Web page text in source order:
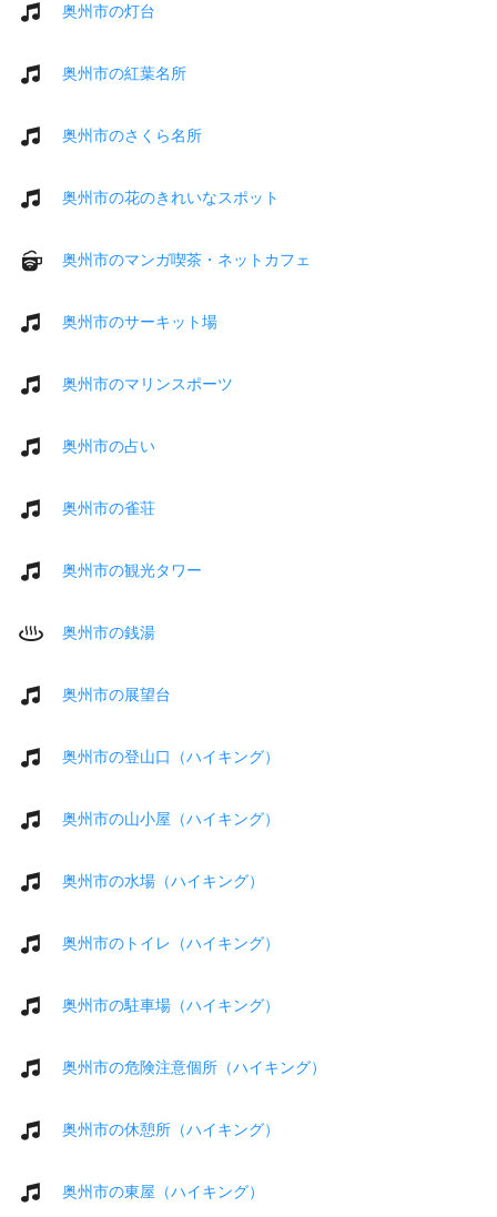
奥州市の灯台
奥州市の紅葉名所
奥州市のさくら名所
奥州市の花のきれいなスポット
奥州市のマンガ喫茶・ネットカフェ
奥州市のサーキット場
奥州市のマリンスポーツ
奥州市の占い
奥州市の雀荘
奥州市の観光タワー
奥州市の銭湯
奥州市の展望台
奥州市の登山口（ハイキング）
奥州市の山小屋（ハイキング）
奥州市の水場（ハイキング）
奥州市のトイレ（ハイキング）
奥州市の駐車場（ハイキング）
奥州市の危険注意個所（ハイキング）
奥州市の休憩所（ハイキング）
奥州市の東屋（ハイキング）